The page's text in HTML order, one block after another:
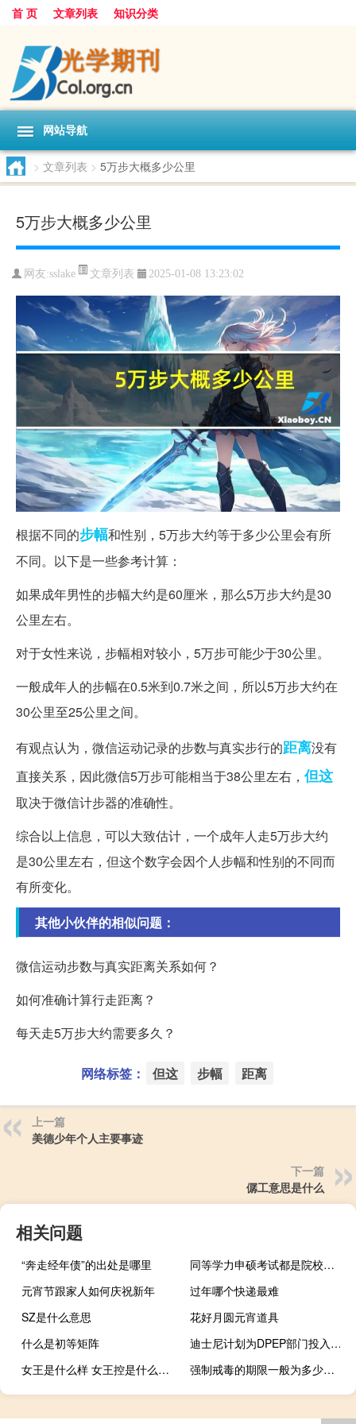
首 页 文章列表 知识分类
网站导航
> 文章列表 > 5万步大概多少公里
5万步大概多少公里
网友:sslake 文章列表 2025-01-08 13:23:02
根据不同的步幅和性别，5万步大约等于多少公里会有所
不同。以下是一些参考计算：
如果成年男性的步幅大约是60厘米，那么5万步大约是30
公里左右。
对于女性来说，步幅相对较小，5万步可能少于30公里。
一般成年人的步幅在0.5米到0.7米之间，所以5万步大约在
30公里至25公里之间。
有观点认为，微信运动记录的步数与真实步行的距离没有
直接关系，因此微信5万步可能相当于38公里左右， 但这
取决于微信计步器的准确性。
综合以上信息，可以大致估计，一个成年人走5万步大约
是30公里左右，但这个数字会因个人步幅和性别的不同而
有所变化。
其他小伙伴的相似问题：
微信运动步数与真实距离关系如何？
如何准确计算行走距离？
每天走5万步大约需要多久？
网络标签： 但这 步幅 距离
上一篇
美德少年个人主要事迹
下一篇
僝工意思是什么
相关问题
“奔走经年债”的出处是哪里
同等学力申硕考试都是院校组织的吗
元宵节跟家人如何庆祝新年
过年哪个快递最难
SZ是什么意思
花好月圆元宵道具
什么是初等矩阵
迪士尼计划为DPEP部门投入600亿美元资本开支
女王是什么样 女王控是什么意思
强制戒毒的期限一般为多少时间